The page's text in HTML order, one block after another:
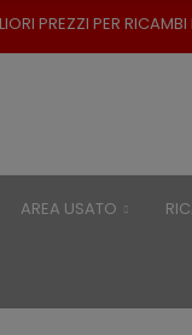
PER TRATTORI -
AREA USATO